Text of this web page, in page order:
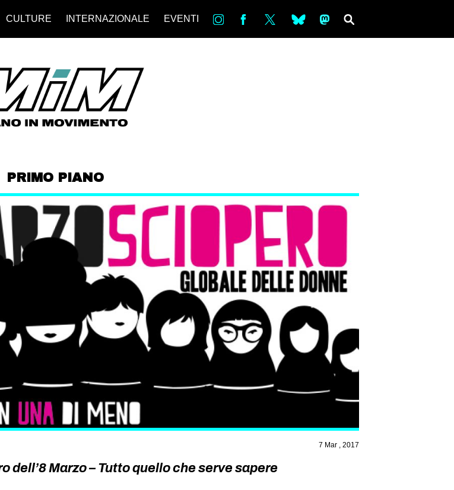
CULTURE INTERNAZIONALE EVENTI in bsky ms
PRIMO PIANO
7 Mar , 2017
dell’8 Marzo – Tutto quello che serve sapere